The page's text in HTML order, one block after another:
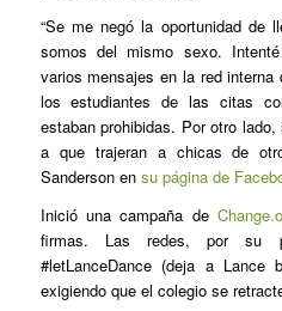
“Se me negó la oportunidad de
somos del mismo sexo.
varios mensajes en la red
los estudiantes de las citas
estaban prohibidas. Por otro
a que trajeran a chicas de
Sanderson en su página de
Inició una campaña de
firmas. Las redes, por su
#letLanceDance (deja a Lance
exigiendo que el colegio se